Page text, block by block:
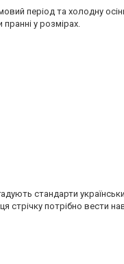
період та холодну
у розмірах.
стандарти
потрібно вести